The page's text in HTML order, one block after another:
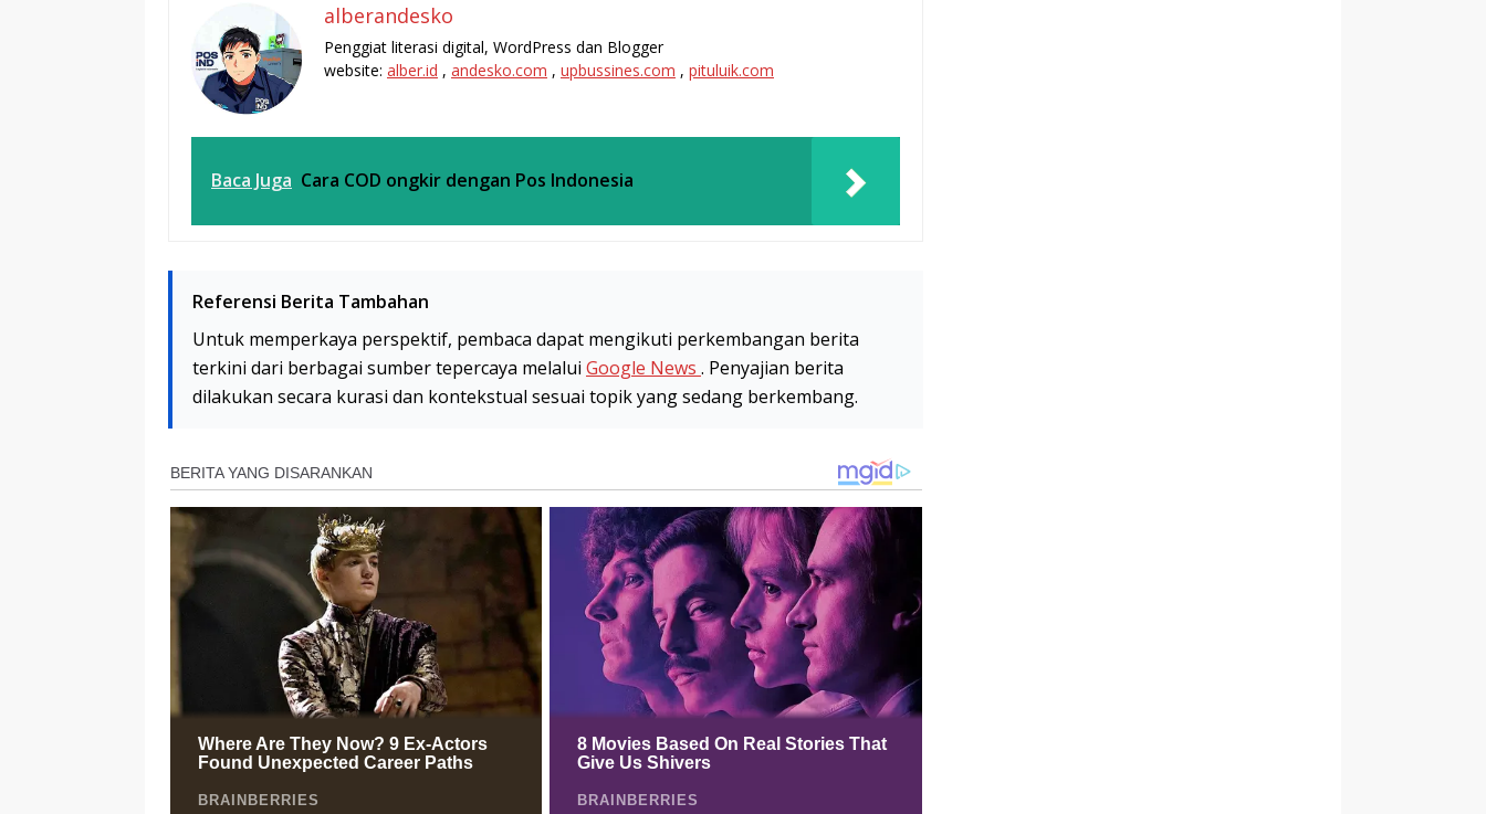
alberandesko
Penggiat literasi digital, WordPress dan Blogger
website: alber.id , andesko.com , upbussines.com , pituluik.com
Baca Juga Cara COD ongkir dengan Pos Indonesia
Referensi Berita Tambahan
Untuk memperkaya perspektif, pembaca dapat mengikuti perkembangan berita
terkini dari berbagai sumber tepercaya melalui Google News . Penyajian berita
dilakukan secara kurasi dan kontekstual sesuai topik yang sedang berkembang.